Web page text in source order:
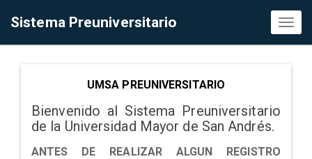
Sistema Preuniversitario
UMSA PREUNIVERSITARIO
Bienvenido al Sistema Preuniversitario
de la Universidad Mayor de San Andrés.
ANTES DE REALIZAR ALGUN REGISTRO